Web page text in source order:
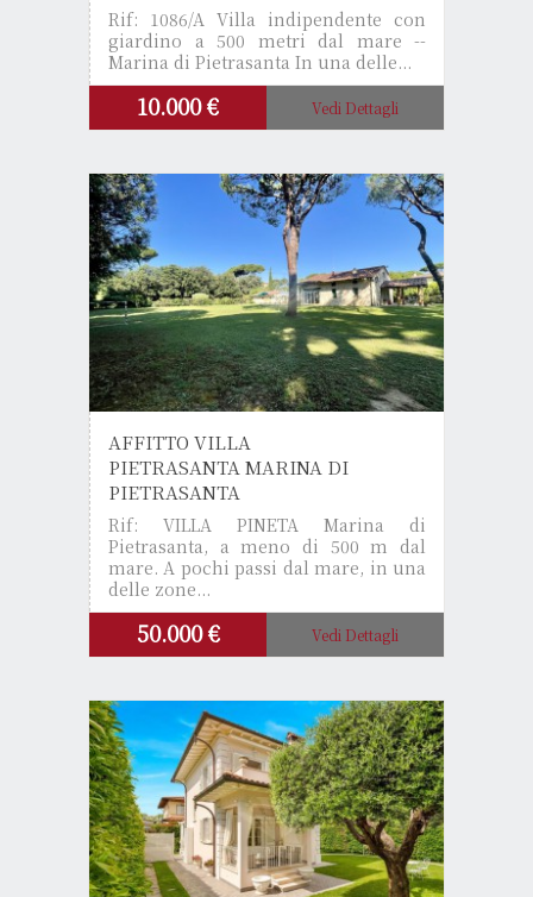
Rif: 1086/A Villa indipendente con
giardino a 500 metri dal mare --
Marina di Pietrasanta In una delle...
10.000 € Vedi Dettagli
AFFITTO VILLA
PIETRASANTA MARINA DI
PIETRASANTA
Rif: VILLA PINETA Marina di
Pietrasanta, a meno di 500 m dal
mare. A pochi passi dal mare, in una
delle zone...
50.000 € Vedi Dettagli